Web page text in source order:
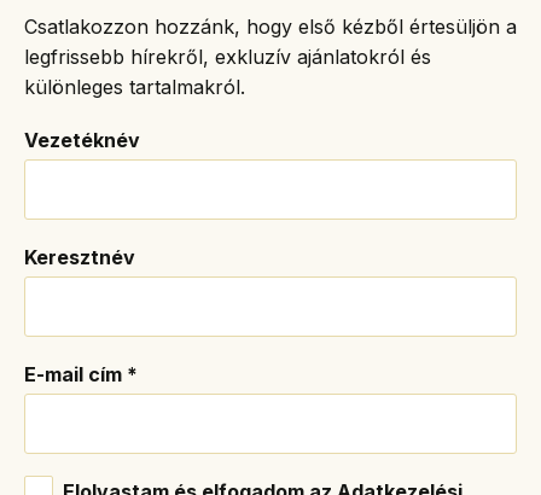
Csatlakozzon hozzánk, hogy első kézből értesüljön a
legfrissebb hírekről, exkluzív ajánlatokról és
különleges tartalmakról.
Vezetéknév
Keresztnév
E-mail cím *